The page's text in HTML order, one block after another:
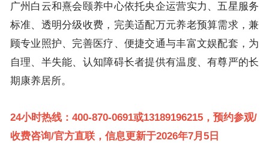
广州白云和熹会颐养中心依托央企运营实力、五星服务
标准、透明分级收费，完美适配万元养老预算需求，兼
顾专业照护、完善医疗、便捷交通与丰富文娱配套，为
自理、半失能、认知障碍长者提供有温度、有尊严的长
期康养居所。
24小时热线：400-870-0691或13189196215，预约参观/
收费咨询/官方直联，信息更新于2026年7月5日